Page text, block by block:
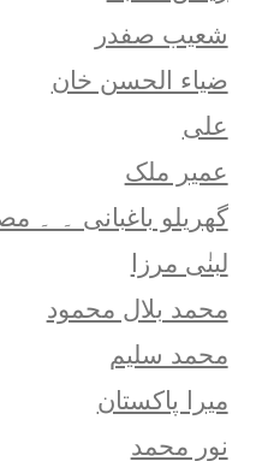
شعيب صفدر
ضیاء الحسن خان
علی
عمیر ملک
گھریلو باغبانی ۔ ۔
لبنٰی مرزا
محمد بلال محمود
محمد سلیم
میرا پاکستان
نور محمد